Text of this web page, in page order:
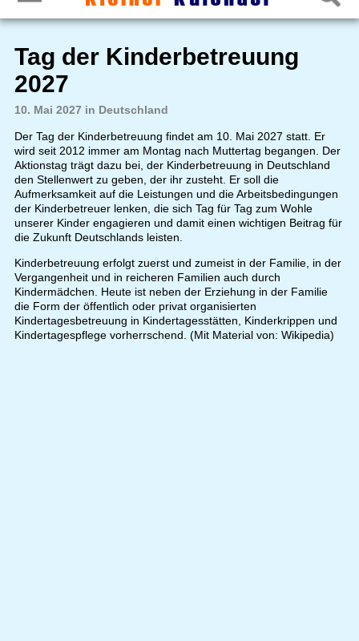
Tag der Kinderbetreuung
2027
10. Mai 2027 in Deutschland
Der Tag der Kinderbetreuung findet am 10. Mai 2027 statt. Er
wird seit 2012 immer am Montag nach Muttertag begangen. Der
Aktionstag trägt dazu bei, der Kinderbetreuung in Deutschland
den Stellenwert zu geben, der ihr zusteht. Er soll die
Aufmerksamkeit auf die Leistungen und die Arbeitsbedingungen
der Kinderbetreuer lenken, die sich Tag für Tag zum Wohle
unserer Kinder engagieren und damit einen wichtigen Beitrag für
die Zukunft Deutschlands leisten.
Kinderbetreuung erfolgt zuerst und zumeist in der Familie, in der
Vergangenheit und in reicheren Familien auch durch
Kindermädchen. Heute ist neben der Erziehung in der Familie
die Form der öffentlich oder privat organisierten
Kindertagesbetreuung in Kindertagesstätten, Kinderkrippen und
Kindertagespflege vorherrschend. (Mit Material von: Wikipedia)